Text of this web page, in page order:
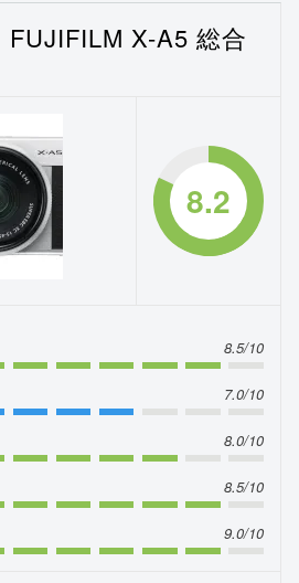
X-A5 総合
8.2
8.5/10
7.0/10
8.0/10
8.5/10
9.0/10